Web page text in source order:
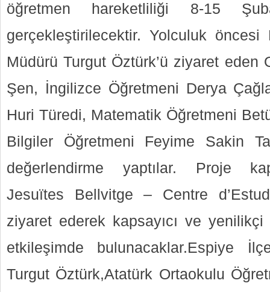
öğretmen hareketliliği 8-15
gerçekleştirilecektir. Yolculuk
Müdürü Turgut Öztürk’ü ziyaret eden
Şen, İngilizce Öğretmeni Derya
Huri Türedi, Matematik Öğretmeni
Bilgiler Öğretmeni Feyime Sakin
değerlendirme yaptılar. Proje
Jesuïtes Bellvitge – Centre
ziyaret ederek kapsayıcı ve
etkileşimde bulunacaklar.Espiye
Turgut Öztürk,Atatürk Ortaokulu